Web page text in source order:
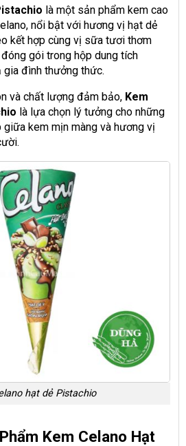
là một sản phẩm kem cao
nổi bật với hương vị hạt dẻ
kết hợp cùng vị sữa tươi thơm
gói trong hộp dung tích
gia đình thưởng thức.
và chất lượng đảm bảo, Kem
là lựa chọn lý tưởng cho những
kem mịn màng và hương vị
hạt dẻ Pistachio
Kem Celano Hạt